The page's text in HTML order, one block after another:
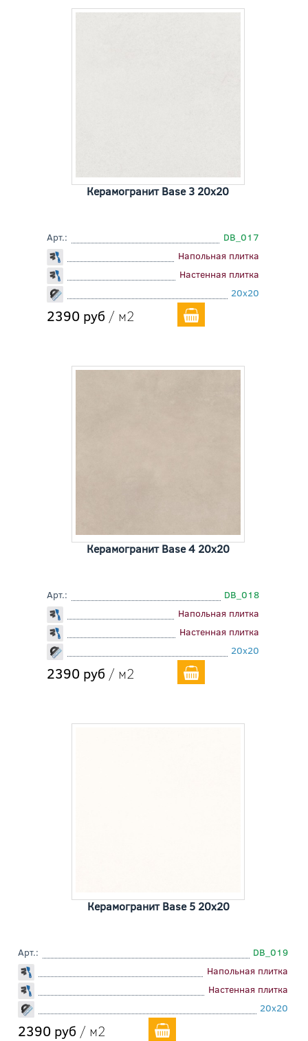
Керамогранит Base 3 20x20
Арт.:
DB_017
Напольная плитка
Настенная плитка
20x20
2390 руб / м2
Керамогранит Base 4 20x20
Арт.:
DB_018
Напольная плитка
Настенная плитка
20x20
2390 руб / м2
Керамогранит Base 5 20x20
Арт.:
DB_019
Напольная плитка
Настенная плитка
20x20
2390 руб / м2